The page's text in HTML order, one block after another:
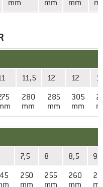
mm mm mm
11,5 12 12
280
mm
285
mm
305
mm
7,5 8 8,5 9
250
mm
255
mm
260
mm